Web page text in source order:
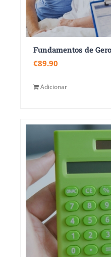
Fundamentos de
€89.90
Adicionar